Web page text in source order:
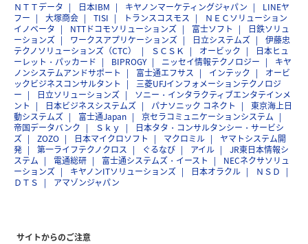
ＮＴＴデータ 日本IBM キヤノンマーケティングジャパン
LINEヤ
フー
大塚商会 TISI トランスコスモス
ＮＥＣソリューション
イノベータ
NTTドコモソリューションズ 富士ソフト
日鉄ソリュ
ーションズ
ワークスアプリケーションズ 日立システムズ
伊藤忠
テクノソリューションズ（CTC）
ＳＣＳＫ オービック
日本ヒュ
ーレット・パッカード
BIPROGY ニッセイ情報テクノロジー
キヤ
ノンシステムアンドサポート
富士通エフサス インテック
オービ
ックビジネスコンサルタント
三菱UFJインフォメーションテクノロジ
ー
日立ソリューションズ
ソニー・インタラクティブエンタテインメ
ント
日本ビジネスシステムズ パナソニック コネクト
東京海上日
動システムズ
富士通Japan
京セラコミュニケーションシステム
帝国データバンク
Ｓｋｙ
日本タタ・コンサルタンシー・サービシ
ズ
ZOZO 日本マイクロソフト マクロミル
ヤマトシステム開
発
第一ライフテクノクロス ぐるなび アイル
JR東日本情報シ
ステム
電通総研 富士通システムズ・イースト
NECネクサソリュ
ーションズ
キヤノンITソリューションズ 日本オラクル
ＮＳＤ
ＤＴＳ
アマゾンジャパン
サイトからのご注意